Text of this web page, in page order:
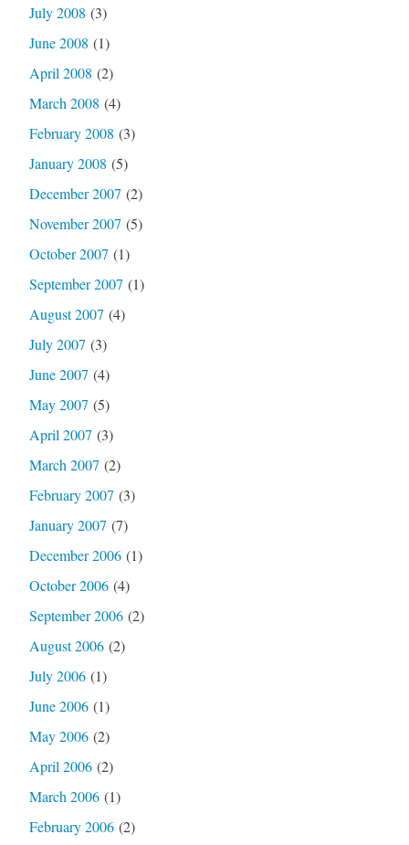
July 2008 (3)
June 2008 (1)
April 2008 (2)
March 2008 (4)
February 2008 (3)
January 2008 (5)
December 2007 (2)
November 2007 (5)
October 2007 (1)
September 2007 (1)
August 2007 (4)
July 2007 (3)
June 2007 (4)
May 2007 (5)
April 2007 (3)
March 2007 (2)
February 2007 (3)
January 2007 (7)
December 2006(1)
October 2006(4)
September 2006(2)
August 2006(2)
July 2006(1)
June 2006(1)
May 2006(2)
April 2006(2)
March 2006(1)
February 2006(2)